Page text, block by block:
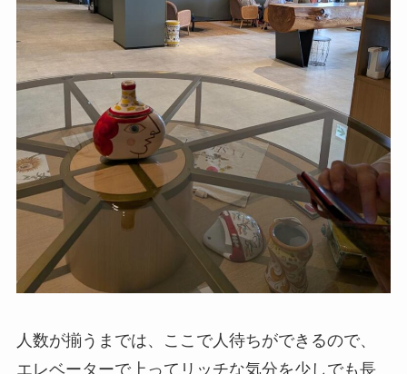
人数が揃うまでは、ここで人待ちができるので、
エレベーターで上ってリッチな気分を少しでも長